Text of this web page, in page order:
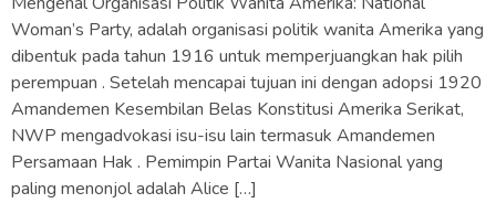
Woman’s Party, adalah organisasi politik wanita Amerika yang
dibentuk pada tahun 1916 untuk memperjuangkan hak pilih
perempuan . Setelah mencapai tujuan ini dengan adopsi 1920
Amandemen Kesembilan Belas Konstitusi Amerika Serikat,
NWP mengadvokasi isu-isu lain termasuk Amandemen
Persamaan Hak . Pemimpin Partai Wanita Nasional yang
paling menonjol adalah Alice […]